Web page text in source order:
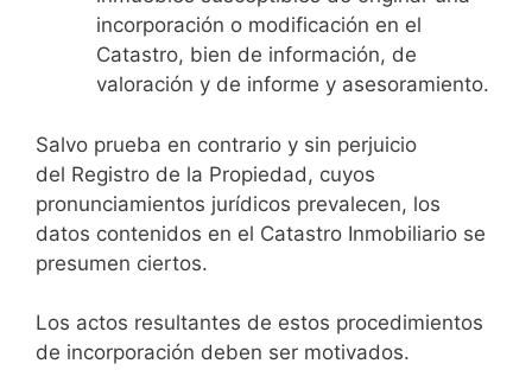
incorporación o modificación en el
Catastro, bien de información, de
valoración y de informe y asesoramiento.
Salvo prueba en contrario y sin perjuicio
del Registro de la Propiedad, cuyos
pronunciamientos jurídicos prevalecen, los
datos contenidos en el Catastro Inmobiliario se
presumen ciertos.
Los actos resultantes de estos procedimientos
de incorporación deben ser motivados.